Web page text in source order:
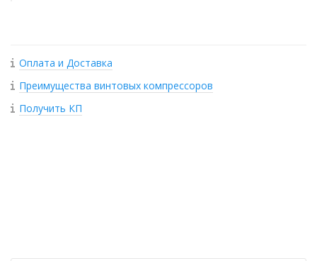
Оплата и Доставка
Преимущества винтовых компрессоров
Получить КП